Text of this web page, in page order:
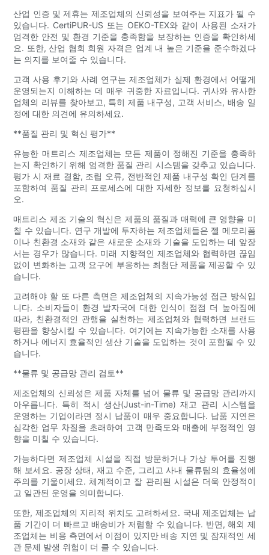
산업 인증 및 제휴는 제조업체의 신뢰성을 보여주는 지표가 될 수
있습니다. CertiPUR-US 또는 OEKO-TEX와 같이 사용된 소재가
엄격한 안전 및 환경 기준을 충족함을 보장하는 인증을 확인하세
요. 또한, 산업 협회 회원 자격은 업계 내 높은 기준을 준수하겠다
는 의지를 보여줄 수 있습니다.
고객 사용 후기와 사례 연구는 제조업체가 실제 환경에서 어떻게
운영되는지 이해하는 데 매우 귀중한 자료입니다. 귀사와 유사한
업체의 리뷰를 찾아보고, 특히 제품 내구성, 고객 서비스, 배송 일
정에 대한 의견에 유의하세요.
**품질 관리 및 혁신 평가**
유능한 매트리스 제조업체는 모든 제품이 정해진 기준을 충족하
는지 확인하기 위해 엄격한 품질 관리 시스템을 갖추고 있습니다.
평가 시 재료 결함, 조립 오류, 전반적인 제품 내구성 확인 단계를
포함하여 품질 관리 프로세스에 대한 자세한 정보를 요청하십시
오.
매트리스 제조 기술의 혁신은 제품의 품질과 매력에 큰 영향을 미
칠 수 있습니다. 연구 개발에 투자하는 제조업체들은 젤 메모리폼
이나 친환경 소재와 같은 새로운 소재와 기술을 도입하는 데 앞장
서는 경우가 많습니다. 미래 지향적인 제조업체와 협력하면 끊임
없이 변화하는 고객 요구에 부응하는 최첨단 제품을 제공할 수 있
습니다.
고려해야 할 또 다른 측면은 제조업체의 지속가능성 접근 방식입
니다. 소비자들이 환경 발자국에 대한 인식이 점점 더 높아짐에
따라, 친환경적인 관행을 실천하는 제조업체와 협력하면 브랜드
평판을 향상시킬 수 있습니다. 여기에는 지속가능한 소재를 사용
하거나 에너지 효율적인 생산 기술을 도입하는 것이 포함될 수 있
습니다.
**물류 및 공급망 관리 검토**
제조업체의 신뢰성은 제품 자체를 넘어 물류 및 공급망 관리까지
아우릅니다. 특히 적시 생산(Just-in-Time) 재고 관리 시스템을
운영하는 기업이라면 정시 납품이 매우 중요합니다. 납품 지연은
심각한 업무 차질을 초래하여 고객 만족도와 매출에 부정적인 영
향을 미칠 수 있습니다.
가능하다면 제조업체 시설을 직접 방문하거나 가상 투어를 진행
해 보세요. 공장 상태, 재고 수준, 그리고 사내 물류팀의 효율성에
주의를 기울이세요. 체계적이고 잘 관리된 시설은 더욱 안정적이
고 일관된 운영을 의미합니다.
또한, 제조업체의 지리적 위치도 고려하세요. 국내 제조업체는 납
품 기간이 더 빠르고 배송비가 저렴할 수 있습니다. 반면, 해외 제
조업체는 비용 측면에서 이점이 있지만 배송 지연 및 잠재적인 세
관 문제 발생 위험이 더 클 수 있습니다.